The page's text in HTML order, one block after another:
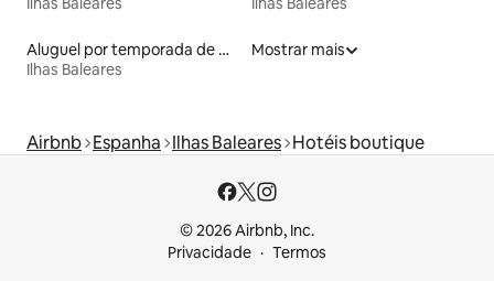
Aluguel por temporada de microcasas
Ilhas Baleares
Mostrar mais
Airbnb Espanha Ilhas Baleares Hotéis boutique
© 2026 Airbnb, Inc.
Privacidade
Termos